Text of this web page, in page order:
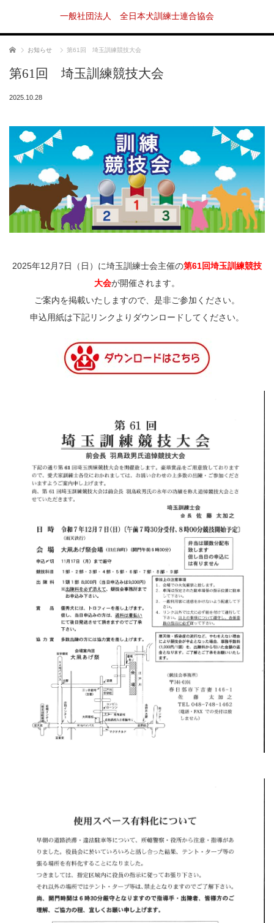
一般社団法人 全日本犬訓練士連合協会
ホーム お知らせ 第61回 埼玉訓練競技大会
第61回 埼玉訓練競技大会
2025.10.28
2025年12月7日（日）に埼玉訓練士会主催の第61回埼玉訓練競技
大会が開催されます。
ご案内を掲載いたしますので、是非ご参加ください。
申込用紙は下記リンクよりダウンロードしてください。